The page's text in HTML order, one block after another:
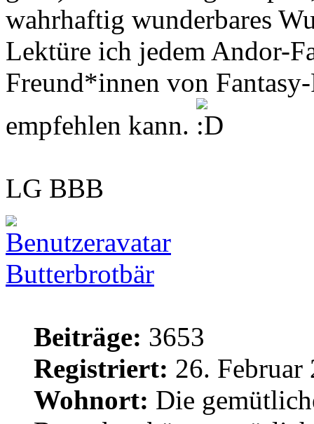
wahrhaftig wunderbares
Lektüre ich jedem Andor-
Freund*innen von
empfehlen kann.
LG BBB
Butterbrotbär
Beiträge: 3653
Registriert: 26. Februar
Wohnort: Die